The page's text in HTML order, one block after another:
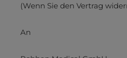
(Wenn Sie den Vertrag
An